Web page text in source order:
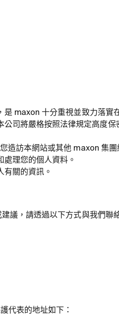
是 maxon 十分重視並致力落實
司將嚴格按照法律規定高度保
造訪本網站或其他 maxon 集團
理您的個人資料。
關的資訊。
議，請透過以下方式與我們聯
代表的地址如下：